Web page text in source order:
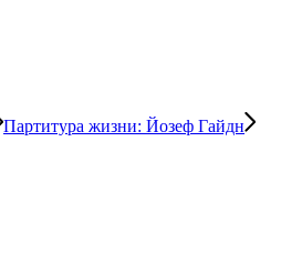
Партитура жизни: Йозеф Гайдн